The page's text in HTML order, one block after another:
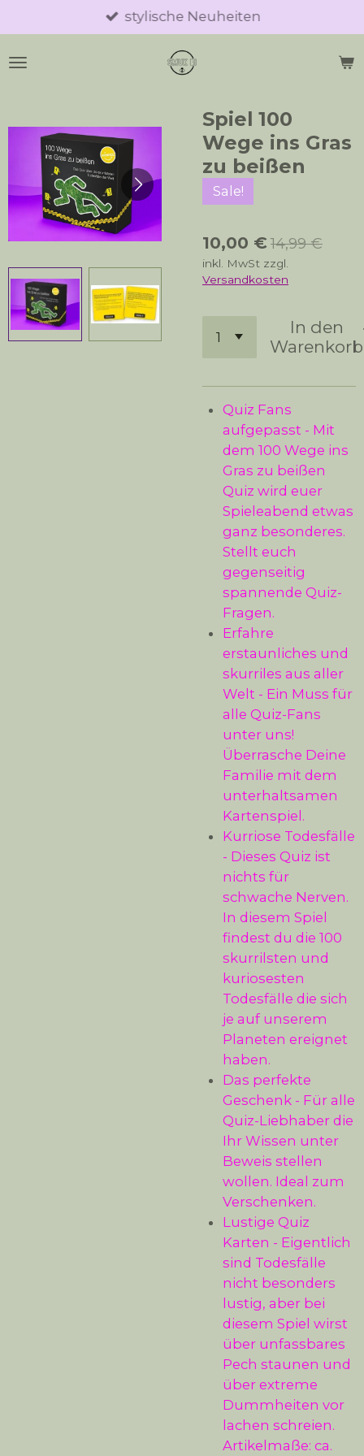
Hauptinhalt
springen
stylische Neuheiten
Spiel 100
Wege ins Gras
zu beißen
Sale!
10,00 €14,99 €
inkl. MwSt zzgl.
Versandkosten
In den
Warenkorb
Quiz Fans
aufgepasst - Mit
dem 100 Wege ins
Gras zu beißen
Quiz wird euer
Spieleabend etwas
ganz besonderes.
Stellt euch
gegenseitig
spannende Quiz-
Fragen.
Erfahre
erstaunliches und
skurriles aus aller
Welt - Ein Muss für
alle Quiz-Fans
unter uns!
Überrasche Deine
Familie mit dem
unterhaltsamen
Kartenspiel.
Kurriose Todesfälle
- Dieses Quiz ist
nichts für
schwache Nerven.
In diesem Spiel
findest du die 100
skurrilsten und
kuriosesten
Todesfälle die sich
je auf unserem
Planeten ereignet
haben.
Das perfekte
Geschenk - Für alle
Quiz-Liebhaber die
Ihr Wissen unter
Beweis stellen
wollen. Ideal zum
Verschenken.
Lustige Quiz
Karten - Eigentlich
sind Todesfälle
nicht besonders
lustig, aber bei
diesem Spiel wirst
über unfassbares
Pech staunen und
über extreme
Dummheiten vor
lachen schreien.
Artikelmaße: ca.